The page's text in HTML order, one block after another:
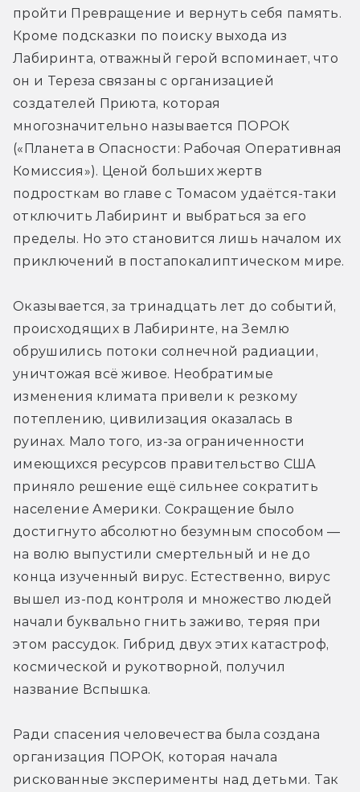
пройти Превращение и вернуть себя память.
Кроме подсказки по поиску выхода из
Лабиринта, отважный герой вспоминает, что
он и Тереза связаны с организацией
создателей Приюта, которая
многозначительно называется ПОРОК
(«Планета в Опасности: Рабочая Оперативная
Комиссия»). Ценой больших жертв
подросткам во главе с Томасом удаётся-таки
отключить Лабиринт и выбраться за его
пределы. Но это становится лишь началом их
приключений в постапокалиптическом мире.
Оказывается, за тринадцать лет до событий,
происходящих в Лабиринте, на Землю
обрушились потоки солнечной радиации,
уничтожая всё живое. Необратимые
изменения климата привели к резкому
потеплению, цивилизация оказалась в
руинах. Мало того, из-за ограниченности
имеющихся ресурсов правительство США
приняло решение ещё сильнее сократить
население Америки. Сокращение было
достигнуто абсолютно безумным способом —
на волю выпустили смертельный и не до
конца изученный вирус. Естественно, вирус
вышел из-под контроля и множество людей
начали буквально гнить заживо, теряя при
этом рассудок. Гибрид двух этих катастроф,
космической и рукотворной, получил
название Вспышка.
Ради спасения человечества была создана
организация ПОРОК, которая начала
рискованные эксперименты над детьми. Так